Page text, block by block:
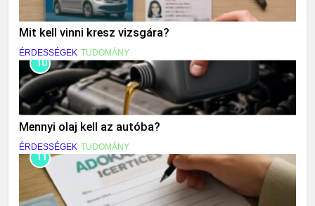
Mit kell vinni kresz vizsgára?
ÉRDESSÉGEK TUDOMÁNY
10
Mennyi olaj kell az autóba?
ÉRDESSÉGEK TUDOMÁNY
11